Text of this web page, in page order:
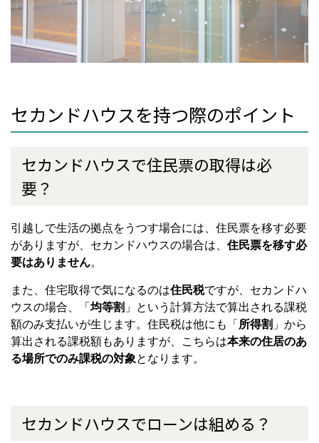
セカンドハウスを持つ際のポイント
セカンドハウスで住民票の取得は必
要？
引越しで生活の拠点をうつす場合には、住民票を移す必要
がありますが、セカンドハウスの場合は、 住民票を移す必
要はありません。
また、住宅取得で気になるのは住民税ですが、セカンドハ
ウスの場合、「 均等割 」という計算方法で算出される課税
額のみ支払いが生じます。住民税は他にも「 所得割 」から
算出される課税額もありますが、こちらは本来の住居のあ
る場所でのみ課税の対象となります。
セカンドハウスでローンは組める？